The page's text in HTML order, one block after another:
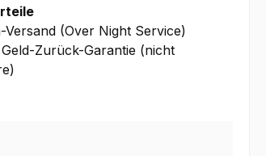
(Over Night Service)
Zurück-Garantie (nicht